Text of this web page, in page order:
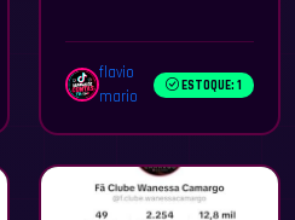
flavio
mario
ESTOQUE: 1